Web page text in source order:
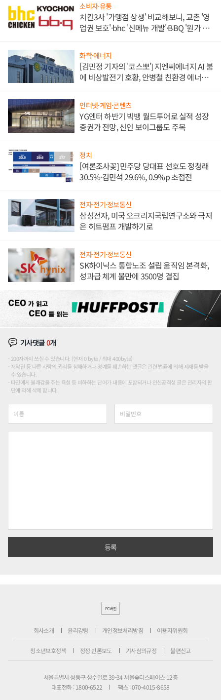
소비자·유통
치킨3사 '가맹점 상생' 비교해보니, 교촌 '영
업권 보호'·bhc '신메뉴 개발'·BBQ '원가 부
화학·에너지
[김민정 기자의 '코스뽀'] 지엔씨에너지 AI 붐
에 비상발전기 호황, 안병철 친환경 에너지
인터넷·게임·콘텐츠
YG엔터 하반기 빅뱅 월드투어로 실적 성장
증권가 전망, 신인 보이그룹도 주목
정치
[여론조사꽃] 민주당 당대표 선호도 정청래
30.5%·김민석 29.6%, 0.9%p 초접전
전자·전기·정보통신
삼성전자, 미국 오크리지국립연구소와 극저
온 히트펌프 개발하기로
전자·전기·정보통신
SK하이닉스 통합노조 설립 움직임 본격화,
성과급 체계 불만에 3500명 결집
기사댓글0개
200자까지 쓰실 수 있습니다. (현재 0 byte / 최대 400byte)
저작권 등 다른 사람의 권리를 침해하거나 명예를 훼손하는 댓글은 관련 법률에 의해 제재를 받을
수 있습니다.
타인에게 불쾌감을 주는 욕설 등 비하하는 단어가 내용에 포함되거나 인신공격성 글은 관리자의 판
단에 의해 삭제 합니다.
PC버전
회사소개 윤리강령 개인정보처리방침 이용자위원회
청소년보호정책 정정·반론보도 기사심의규정 불편신고
서울특별시 성동구 성수일로 39-34 서울숲더스페이스 12층
대표전화 : 1800-6522
팩스 : 070-4015-8658